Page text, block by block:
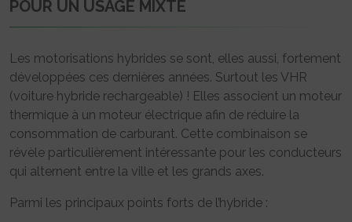
POUR UN USAGE MIXTE
Les motorisations hybrides se sont, elles aussi, fortement
développées ces dernières années. Surtout les VHR
(voiture hybride rechargeable) ! Elles associent un moteur
thermique à un moteur électrique afin de réduire la
consommation de carburant. Cette combinaison se
révèle particulièrement intéressante pour les conducteurs
qui alternent entre la ville et les grands axes.
Parmi les principaux points forts de l’hybride :